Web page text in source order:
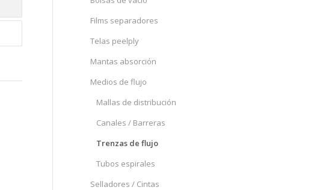
Films separadores
Telas peelply
Mantas absorción
Medios de flujo
Mallas de distribución
Canales / Barreras
Trenzas de flujo
Tubos espirales
Selladores / Cintas